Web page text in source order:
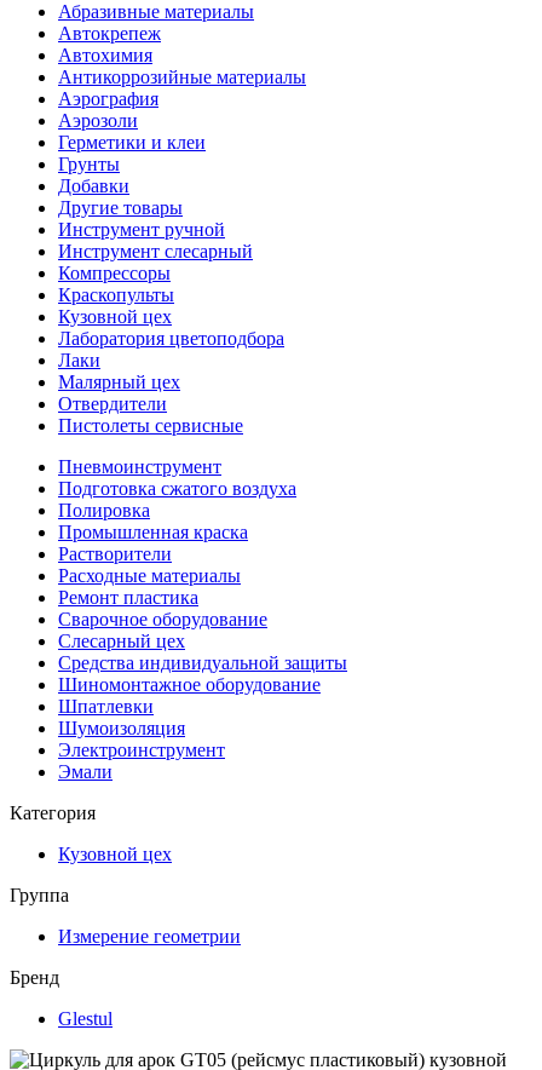
Абразивные материалы
Автокрепеж
Автохимия
Антикоррозийные материалы
Аэрография
Аэрозоли
Герметики и клеи
Грунты
Добавки
Другие товары
Инструмент ручной
Инструмент слесарный
Компрессоры
Краскопульты
Кузовной цех
Лаборатория цветоподбора
Лаки
Малярный цех
Отвердители
Пистолеты сервисные
Пневмоинструмент
Подготовка сжатого воздуха
Полировка
Промышленная краска
Растворители
Расходные материалы
Ремонт пластика
Сварочное оборудование
Слесарный цех
Средства индивидуальной защиты
Шиномонтажное оборудование
Шпатлевки
Шумоизоляция
Электроинструмент
Эмали
Категория
Кузовной цех
Группа
Измерение геометрии
Бренд
Glestul